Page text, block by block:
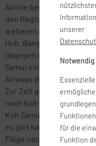
Airline bedient lokale
den Regionalverkehr
weiteren Metropolen
Hub. Bangkok Airways
dagegen gewehrt,
Samui einzuräumen.
Airways durchgesetzt
Zur Zeit gibt es täglich
nach Koh Samui und
Koh Samui und Phuket,
es gibt nach wie vor von
Flüge nach Koh Samui.
unserer
Notwendig
für die
Funktion